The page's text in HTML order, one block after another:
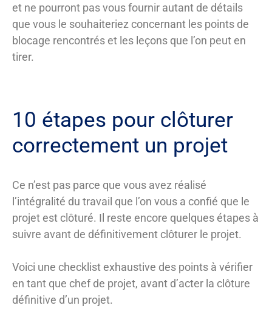
et ne pourront pas vous fournir autant de détails
que vous le souhaiteriez concernant les points de
blocage rencontrés et les leçons que l’on peut en
tirer.
10 étapes pour clôturer
correctement un projet
Ce n’est pas parce que vous avez réalisé
l’intégralité du travail que l’on vous a confié que le
projet est clôturé. Il reste encore quelques étapes à
suivre avant de définitivement clôturer le projet.
Voici une checklist exhaustive des points à vérifier
en tant que chef de projet, avant d’acter la clôture
définitive d’un projet.